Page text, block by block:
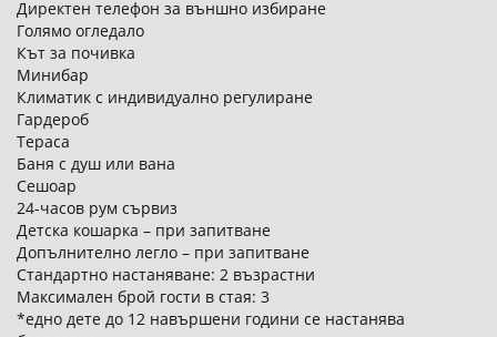
Директен телефон за външно избиране
Голямо огледало
Кът за почивка
Минибар
Климатик с индивидуално регулиране
Гардероб
Тераса
Баня с душ или вана
Сешоар
24-часов рум сървиз
Детска кошарка – при запитване
Допълнително легло – при запитване
Стандартно настаняване: 2 възрастни
Максимален брой гости в стая: 3
*едно дете до 12 навършени години се настанява